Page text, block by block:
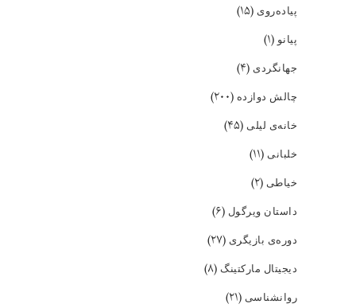
پیاده‌روی (۱۵)
پیانو(۱)
جهانگردی (۴)
چالش دوازده (۲۰۰)
خانه‌ی لیلی (۴۵)
خلبانی (۱۱)
خیاطی (۲)
داستان ویرگول (۶)
دوره‌ی بازیگری (۲۷)
دیجیتال مارکتینگ (۸)
روانشناسی (۲۱)